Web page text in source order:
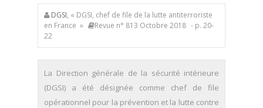
DGSI, « DGSI, chef de file de la lutte antiterroriste
en France »
Revue n° 813 Octobre 2018 - p. 20-
22
La Direction générale de la sécurité intérieure
(DGSI) a été désignée comme chef de file
opérationnel pour la prévention et la lutte contre